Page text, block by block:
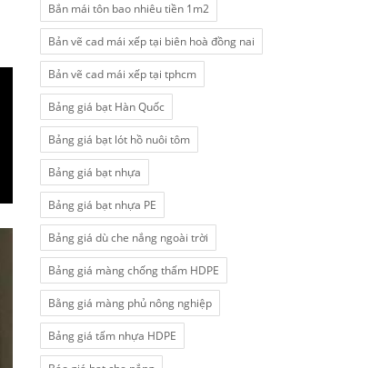
Bắn mái tôn bao nhiêu tiền 1m2
Bản vẽ cad mái xếp tại biên hoà đồng nai
Bản vẽ cad mái xếp tại tphcm
Bảng giá bạt Hàn Quốc
Bảng giá bạt lót hồ nuôi tôm
Bảng giá bạt nhựa
Bảng giá bạt nhựa PE
Bảng giá dù che nắng ngoài trời
Bảng giá màng chống thấm HDPE
Bằng giá màng phủ nông nghiệp
Bảng giá tấm nhựa HDPE